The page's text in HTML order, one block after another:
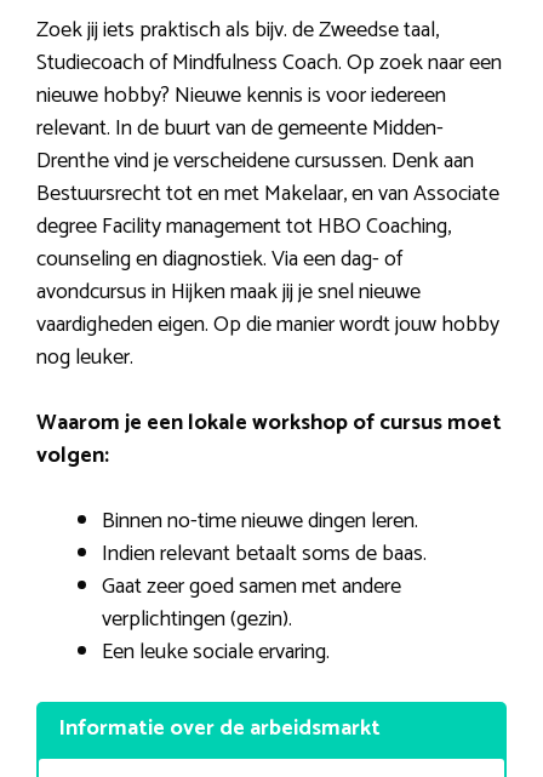
Zoek jij iets praktisch als bijv. de Zweedse taal,
Studiecoach of Mindfulness Coach. Op zoek naar een
nieuwe hobby? Nieuwe kennis is voor iedereen
relevant. In de buurt van de gemeente Midden-
Drenthe vind je verscheidene cursussen. Denk aan
Bestuursrecht tot en met Makelaar, en van Associate
degree Facility management tot HBO Coaching,
counseling en diagnostiek. Via een dag- of
avondcursus in Hijken maak jij je snel nieuwe
vaardigheden eigen. Op die manier wordt jouw hobby
nog leuker.
Waarom je een lokale workshop of cursus moet
volgen:
Binnen no-time nieuwe dingen leren.
Indien relevant betaalt soms de baas.
Gaat zeer goed samen met andere
verplichtingen (gezin).
Een leuke sociale ervaring.
Informatie over de arbeidsmarkt